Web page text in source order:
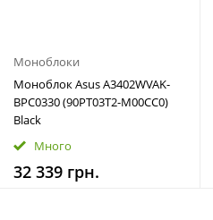
Моноблоки
Моноблок Asus A3402WVAK-
BPC0330 (90PT03T2-M00CC0)
Black
Много
32 339 грн.